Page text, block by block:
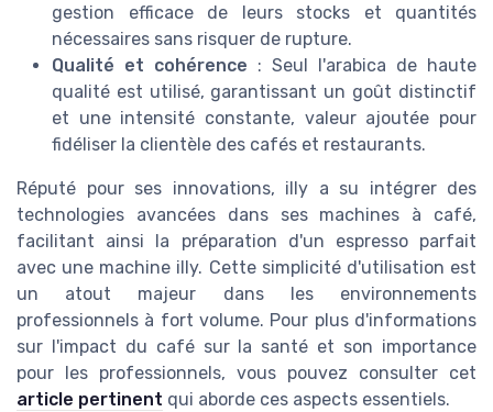
gestion efficace de leurs stocks et quantités
nécessaires sans risquer de rupture.
Qualité et cohérence : Seul l'arabica de haute
qualité est utilisé, garantissant un goût distinctif
et une intensité constante, valeur ajoutée pour
fidéliser la clientèle des cafés et restaurants.
Réputé pour ses innovations, illy a su intégrer des
technologies avancées dans ses machines à café,
facilitant ainsi la préparation d'un espresso parfait
avec une machine illy. Cette simplicité d'utilisation est
un atout majeur dans les environnements
professionnels à fort volume. Pour plus d'informations
sur l'impact du café sur la santé et son importance
pour les professionnels, vous pouvez consulter cet
article pertinent qui aborde ces aspects essentiels.